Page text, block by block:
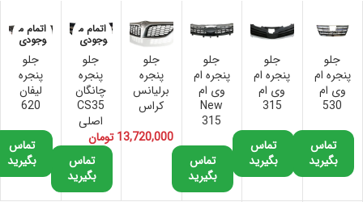
شاید در نگاه اول، خرید جلو پنجره شاهین اصلی کار چندان سختی به نظر نرسد.
اما با توجه به وجود اجناس تقلبی و غیر اصل در بازار لوزام یدکی خودرو، خرید
نمونه اصلی و اورجینال این قطعه چندان آسان نیست. ما به شما خرید جلو
پنجره شاهین از فروشگاه لوازم یدکی یدک مارکت را پیشنهاد می‌کنیم. شما
می‌توانید جلو پنجره شاهین اصلی را با ضمانت اصالت کالا و سلامت فیزیکی
محصول از این فروشگاه خریداری کنید.
جلو
پنجره ام
وی ام
530
تماس
بگیرید
جلو
پنجره ام
وی ام
315
تماس
بگیرید
جلو
پنجره ام
وی ام
New
315
تماس
بگیرید
جلو
پنجره
برلیانس
کراس
13,720,000 تومان
اتمام م
وجودی
جلو
پنجره
چانگان
CS35
اصلی
تماس
بگیرید
اتمام م
وجودی
جلو
پنجره
لیفان
620
تماس
بگیرید